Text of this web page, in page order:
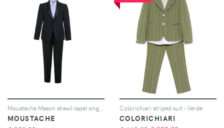
MOUSTACHE
Colorichiari striped suit - Verde
COLORICHIARI